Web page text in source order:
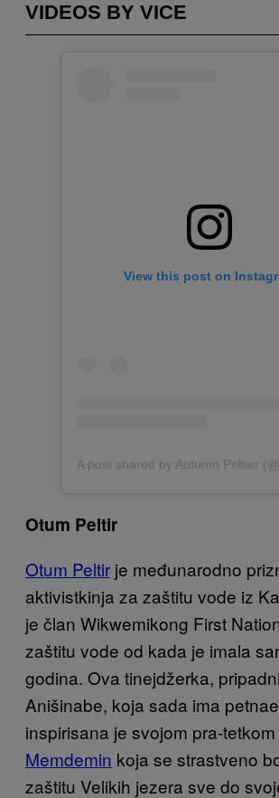
VIDEOS BY VICE
View this post on
Otum Peltir
Otum Peltir je međunarodno
aktivistkinja za zaštitu vode iz
je član Wikwemikong First
zaštitu vode od kada je imala
godina. Ova tinejdžerka,
Anišinabe, koja sada ima
inspirisana je svojom pra-tetkom
Memdemin koja se strastveno
zaštitu Velikih jezera sve do